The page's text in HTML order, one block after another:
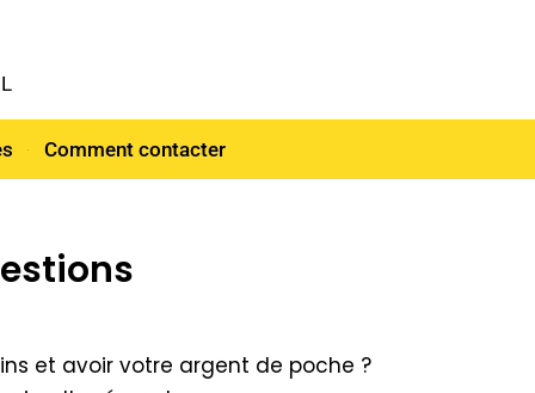
Comment contacter
et avoir votre argent de poche ?